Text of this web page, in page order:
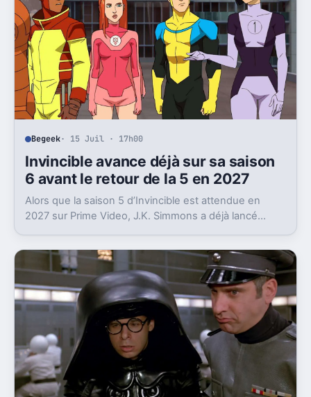
Begeek· 15 Juil · 17h00
Invincible avance déjà sur sa saison
6 avant le retour de la 5 en 2027
Alors que la saison 5 d’Invincible est attendue en
2027 sur Prime Video, J.K. Simmons a déjà lancé